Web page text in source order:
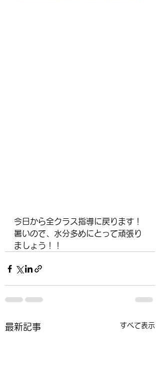
今日から全クラス指導に戻ります！
暑いので、水分多めにとって頑張り
ましょう！！
最新記事 すべて表示